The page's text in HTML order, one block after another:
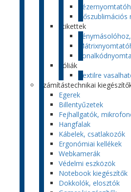
Etikettek
Fóliák
Textilre
Számítástechnikai
Egerek
Billentyűzetek
Fejhallgatók,
Hangfalak
Kábelek, csatlakozók
Ergonómiai kellékek
Webkamerák
Védelmi eszközök
Notebook kiegészítők
Dokkolók, elosztók